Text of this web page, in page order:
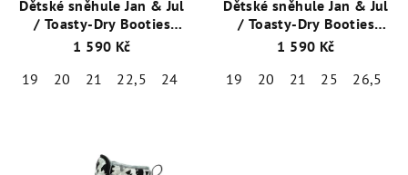
Dětské sněhule Jan & Jul
/ Toasty-Dry Booties
Dusty Blue / BTB-DBL
1 590 Kč
19
20 21 22,5 24
Dětské sněhule Jan & Jul
/ Toasty-Dry Booties
Apricot Flower / BTB-AFL
1 590 Kč
19
20 21 25 26,5